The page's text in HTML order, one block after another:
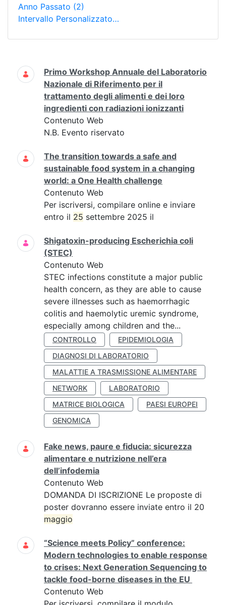
Anno Passato (2)
Intervallo Personalizzato…
Ricerca
Primo Workshop Annuale del Laboratorio
Nazionale di Riferimento per il
trattamento degli alimenti e dei loro
ingredienti con radiazioni ionizzanti
Contenuto Web
N.B. Evento riservato
The transition towards a safe and
sustainable food system in a changing
world: a One Health challenge
Contenuto Web
Per iscriversi, compilare online e inviare
entro il 25 settembre 2025 il
Shigatoxin-producing Escherichia coli
(STEC)
Contenuto Web
STEC infections constitute a major public
health concern, as they are able to cause
severe illnesses such as haemorrhagic
colitis and haemolytic uremic syndrome,
especially among children and the...
CONTROLLO
EPIDEMIOLOGIA
DIAGNOSI DI LABORATORIO
MALATTIE A TRASMISSIONE ALIMENTARE
NETWORK
LABORATORIO
MATRICE BIOLOGICA
PAESI EUROPEI
GENOMICA
Fake news, paure e fiducia: sicurezza
alimentare e nutrizione nell’era
dell’infodemia
Contenuto Web
DOMANDA DI ISCRIZIONE Le proposte di
poster dovranno essere inviate entro il 20
maggio
“Science meets Policy” conference:
Modern technologies to enable response
to crises: Next Generation Sequencing to
tackle food-borne diseases in the EU
Contenuto Web